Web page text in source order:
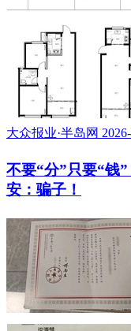
大众报业·半岛网
不要“分”只要“钱
安：骗子！